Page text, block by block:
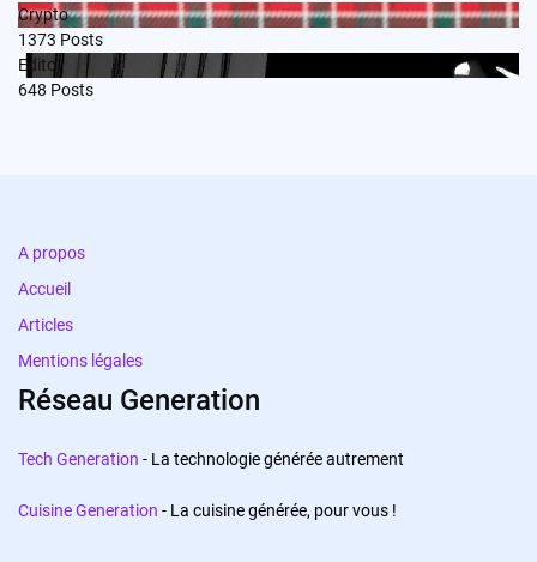
Crypto
1373 Posts
Edito
648 Posts
A propos
Accueil
Articles
Mentions légales
Réseau Generation
Tech Generation - La technologie générée autrement
Cuisine Generation - La cuisine générée, pour vous !